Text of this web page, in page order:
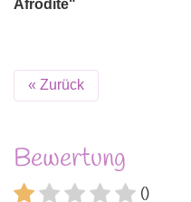
Afrodite"
« Zurück
Bewertung
()